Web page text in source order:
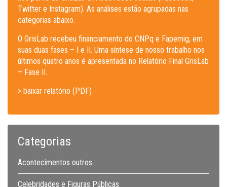
Twitter e Instagram). As análises estão agrupadas nas
categorias abaixo.
O GrisLab recebeu financiamento do CNPq e Fapemig, em
suas duas fases – I e II. Uma síntese de nosso trabalho nos
últimos quatro anos é apresentada no Relatório Final GrisLab
– Fase II.
> baixar relatório (PDF)
Categorias
Acontecimentos outros
Celebridades e Figuras Públicas